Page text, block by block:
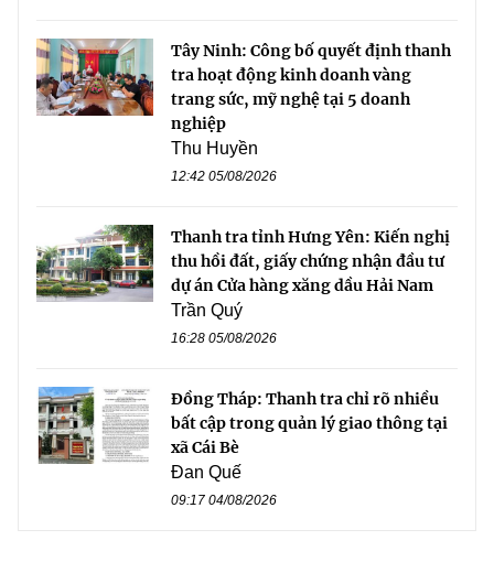
Tây Ninh: Công bố quyết định thanh
tra hoạt động kinh doanh vàng
trang sức, mỹ nghệ tại 5 doanh
nghiệp
Thu Huyền
12:42 05/08/2026
Thanh tra tỉnh Hưng Yên: Kiến nghị
thu hồi đất, giấy chứng nhận đầu tư
dự án Cửa hàng xăng dầu Hải Nam
Trần Quý
16:28 05/08/2026
Đồng Tháp: Thanh tra chỉ rõ nhiều
bất cập trong quản lý giao thông tại
xã Cái Bè
Đan Quế
09:17 04/08/2026